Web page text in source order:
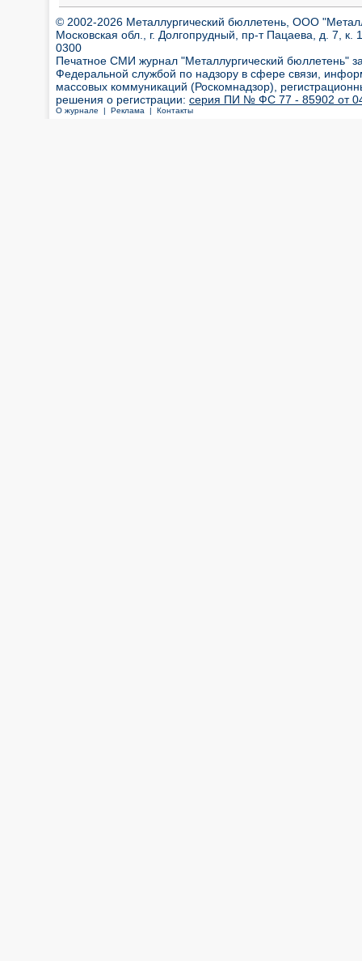
© 2002-2026 Металлургический бюллетень, ООО
Московская обл., г. Долгопрудный, пр-т Пацаева, д. 7,
0300
Печатное СМИ журнал "Металлургический бюллетень"
Федеральной службой по надзору в сфере связи,
массовых коммуникаций (Роскомнадзор),
решения о регистрации: серия ПИ № ФС 77 - 85902 от 04
О журнале | Реклама | Контакты